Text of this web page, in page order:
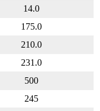
14.0
175.0
210.0
231.0
500
245